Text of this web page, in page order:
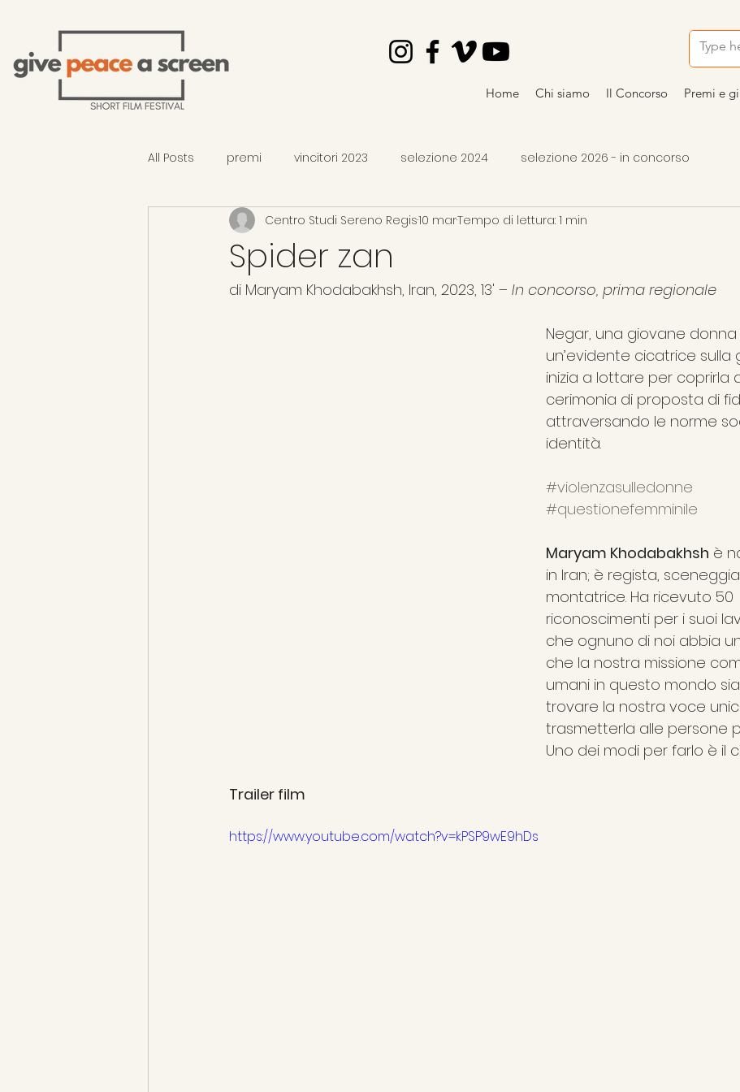
Home Chi siamo Il Concorso Premi e
All Posts premi vincitori 2023 selezione 2024 selezione 2026 - in concorso
selezione 2026 - fuori concorso vincitori 2024 premi 2026
vincitori 2026
Spider zan
Centro Studi Sereno Regis10 marTempo di lettura: 1 min
di Maryam Khodabakhsh, Iran, 2023, 13' – In concorso, prima regionale
Negar, una giovane
un’evidente cicatrice sulla
inizia a lottare per coprirla
cerimonia di proposta di
attraversando le norme
identità.
#violenzasulledonne
#questionefemminile
Maryam Khodabakhsh è
in Iran; è regista,
montatrice. Ha ricevuto 50
riconoscimenti per i suoi
che ognuno di noi abbia
che la nostra missione
umani in questo mondo
trovare la nostra voce
trasmetterla alle persone
Uno dei modi per farlo è il
Trailer film
https://www.youtube.com/watch?v=kPSP9wE9hDs